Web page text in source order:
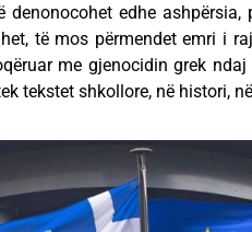
denonocohet edhe
të mos përmendet emri i
me gjenocidin grek
tekstet shkollore, në histori,